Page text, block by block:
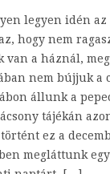
legyen idén az
hogy nem
van a háznál,
nem bújjuk a
állunk a
tájékán
ez a
megláttunk